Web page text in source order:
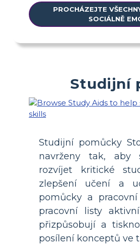
PROCHÁZEJTE
SOCIÁLNĚ
Studijní
Studijní pomůcky
navrženy tak, aby
rozvíjet kritické
zlepšení učení a
pomůcky a
pracovní listy
přizpůsobují a
posílení konceptů ve